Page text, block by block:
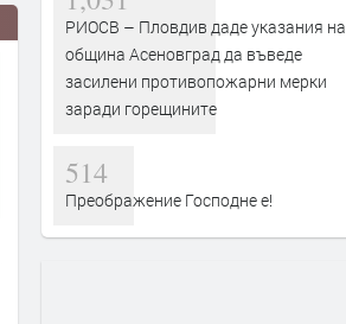
Бойко Борисов в Димитровград:
РИОСВ – Пловдив даде указания на
община Асеновград да въведе
засилени противопожарни мерки
заради горещините
514
Преображение Господне е!